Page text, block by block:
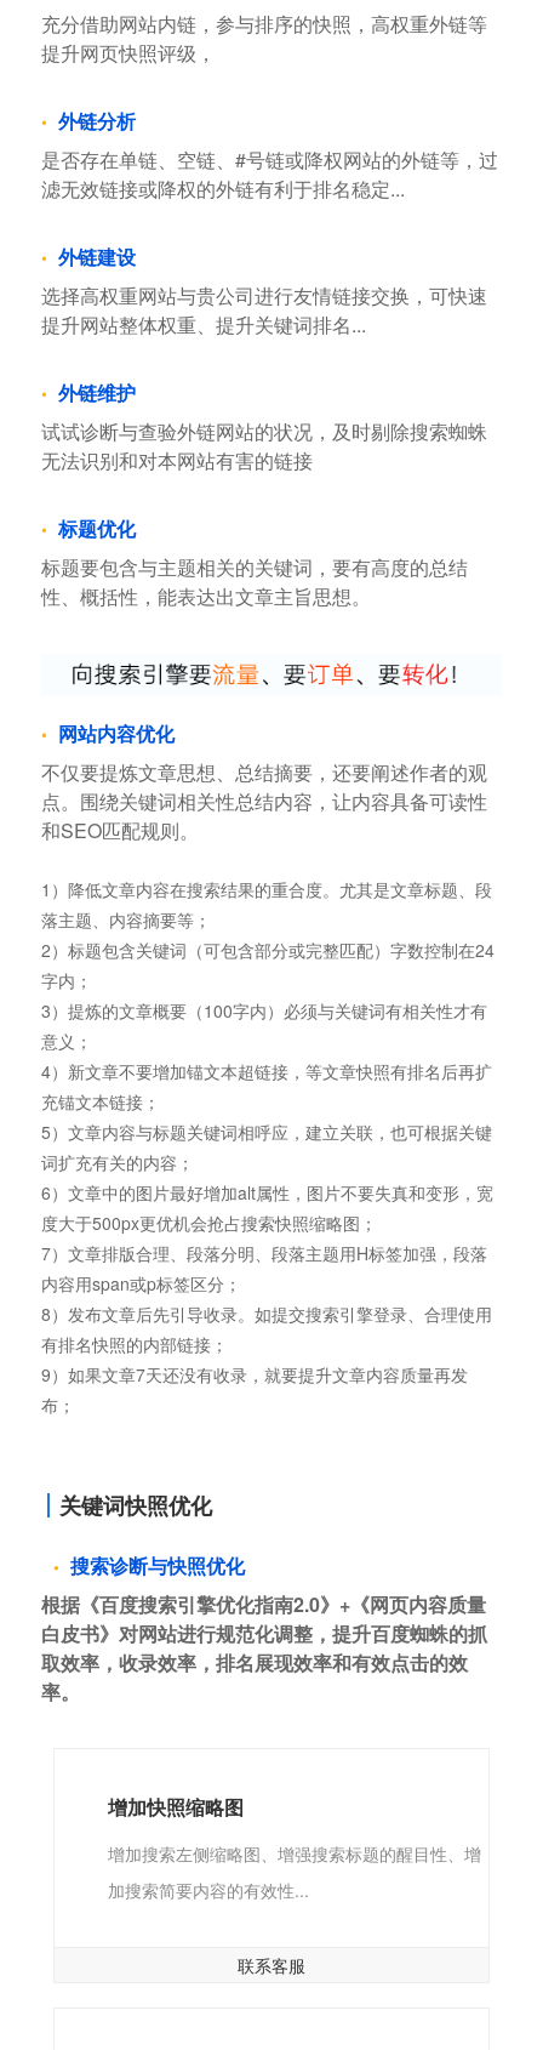
充分借助网站内链，参与排序的快照，高权重外链等
提升网页快照评级，
外链分析
是否存在单链、空链、#号链或降权网站的外链等，过
滤无效链接或降权的外链有利于排名稳定...
外链建设
选择高权重网站与贵公司进行友情链接交换，可快速
提升网站整体权重、提升关键词排名...
外链维护
试试诊断与查验外链网站的状况，及时剔除搜索蜘蛛
无法识别和对本网站有害的链接
标题优化
标题要包含与主题相关的关键词，要有高度的总结
性、概括性，能表达出文章主旨思想。
网站内容优化
不仅要提炼文章思想、总结摘要，还要阐述作者的观
点。围绕关键词相关性总结内容，让内容具备可读性
和SEO匹配规则。
1）降低文章内容在搜索结果的重合度。尤其是文章标题、段
落主题、内容摘要等；
2）标题包含关键词（可包含部分或完整匹配）字数控制在24
字内；
3）提炼的文章概要（100字内）必须与关键词有相关性才有
意义；
4）新文章不要增加锚文本超链接，等文章快照有排名后再扩
充锚文本链接；
5）文章内容与标题关键词相呼应，建立关联，也可根据关键
词扩充有关的内容；
6）文章中的图片最好增加alt属性，图片不要失真和变形，宽
度大于500px更优机会抢占搜索快照缩略图；
7）文章排版合理、段落分明、段落主题用H标签加强，段落
内容用span或p标签区分；
8）发布文章后先引导收录。如提交搜索引擎登录、合理使用
有排名快照的内部链接；
9）如果文章7天还没有收录，就要提升文章内容质量再发
布；
关键词快照优化
搜索诊断与快照优化
根据《百度搜索引擎优化指南2.0》+《网页内容质量
白皮书》对网站进行规范化调整，提升百度蜘蛛的抓
取效率，收录效率，排名展现效率和有效点击的效
率。
增加快照缩略图
增加搜索左侧缩略图、增强搜索标题的醒目性、增
加搜索简要内容的有效性...
联系客服